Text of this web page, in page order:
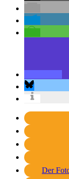
Der